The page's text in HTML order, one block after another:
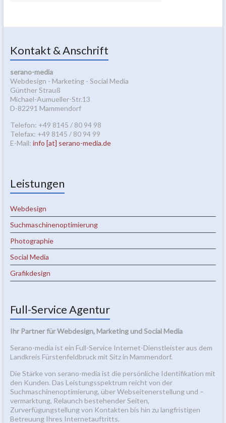
Kontakt & Anschrift
serano-media
Webdesign - Marketing - Social Media
Günther Strauß
Michael-Aumueller-Str.13
D-82291 Mammendorf
Telefon: +49 8145 / 80 94 98
Telefax: +49 8145 / 80 94 99
E-Mail: info [at] serano-media.de
Leistungen
Webdesign
Suchmaschinenoptimierung
Photographie
Social Media
Grafikdesign
Full-Service Agentur
Ihr Partner für Webdesign, Marketing und Social Media
Serano-media ist ein Full-Service Internet-Dienstleister aus dem
Landkreis Fürstenfeldbruck mit Sitz in Mammendorf.
Die Stärke von serano-media ist die persönliche Identifikation mit
den Kunden. Das Leistungsspektrum reicht von der
Suchmaschinenoptimierung, über Webseitenerstellung und –
vermarktung, Relaunch bestehender Seiten,
Zurverfügungstellung von Kontakten bis hin zu langfristigen
Betreuung Ihres Internetauftritts.